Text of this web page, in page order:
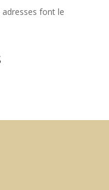
font le